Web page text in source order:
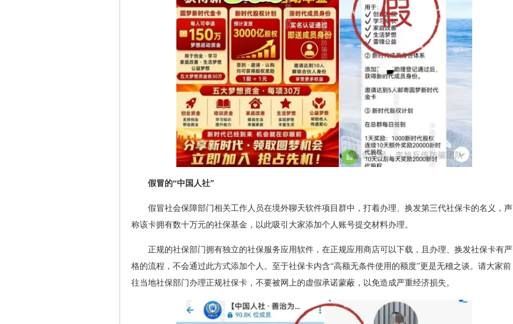
假冒的“中国人社”
假冒社会保障部门相关工作人员在境外聊天软件项目群中，打着办理、换发第三代社保卡的名义，声
称该卡拥有数十万元的社保基金，以此吸引大家添加个人账号提交材料办理。
正规的社保部门拥有独立的社保服务应用软件，在正规应用商店可以下载，且办理、换发社保卡有严
格的流程，不会通过此方式添加个人。至于社保卡内含“高额无条件使用的额度”更是无稽之谈。请大家前
往当地社保部门办理正规社保卡，不要被网上的虚假承诺蒙蔽，以免造成严重经济损失。